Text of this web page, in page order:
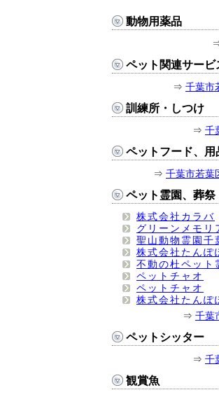
動物用薬品
ペット関連サービ
⇒ 千葉市
訓練所・しつけ
⇒ 千
ペットフード、用
⇒ 千葉市若葉
ペット霊園、葬祭
株式会社カラバ
グリーンメモリ
聖山動物霊園千
株式会社たんぽ
不動の杜ペット
ペットチャオ
ペットチャオ
株式会社たんぽ
⇒ 千葉
ペットシッター
⇒ 千
観賞魚